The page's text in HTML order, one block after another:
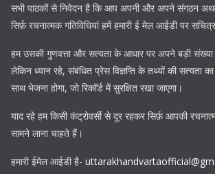
सभी पाठकों से निवेदन है कि आप अपनी और अपने संगठन
सिर्फ़ रचनात्मक गतिविधियां हमें हमारी ई मेल आईडी पर
हम उसकी गुणवत्ता और सत्यता के आधार पर अपने बड़ी संख्या
लेकिन ध्यान रहे, संबंधित प्रेस विज्ञप्ति के तथ्यों की सत्यता
साथ भेजना होगा, जो रिकॉर्ड में सुरक्षित रखा जाएगा।
याद रहे हम किसी कंट्रोवर्सी से दूर रहकर सिर्फ़ आपकी
सामने लाना चाहते हैं।
हमारी ईमेल आईडी है-